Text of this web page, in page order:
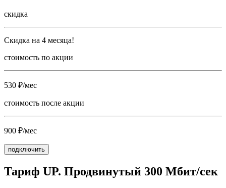
скидка
Скидка на 4 месяца!
стоимость по акции
530 ₽/мес
стоимость после акции
900 ₽/мес
подключить
Тариф UP. Продвинутый 300 Мбит/сек